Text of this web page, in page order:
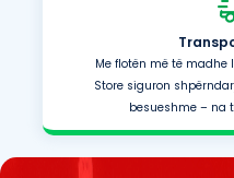
Me flotën më të madhe
Store siguron
besueshme – na